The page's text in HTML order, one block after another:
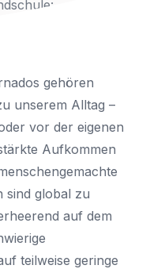
gehören
unserem Alltag –
vor der eigenen
Aufkommen
sind global zu
auf dem
teilweise geringe
Wie und
verwenden, können
nachlesen.